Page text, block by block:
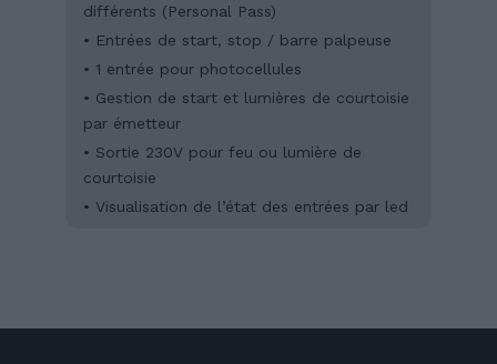
différents (Personal Pass)
• Entrées de start, stop / barre palpeuse
• 1 entrée pour photocellules
• Gestion de start et lumières de courtoisie
par émetteur
• Sortie 230V pour feu ou lumière de
courtoisie
• Visualisation de l’état des entrées par led